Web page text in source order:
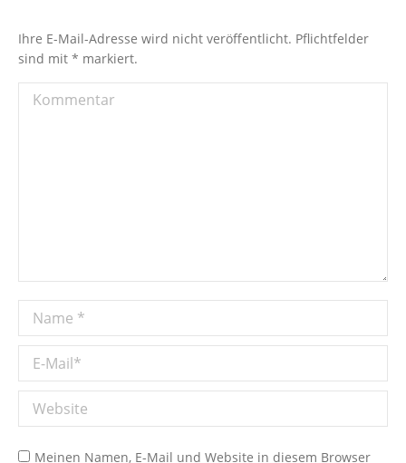
Ihre E-Mail-Adresse wird nicht veröffentlicht. Pflichtfelder
sind mit * markiert.
Kommentar
Name *
E-Mail *
Website
Meinen Namen, E-Mail und Website in diesem Browser